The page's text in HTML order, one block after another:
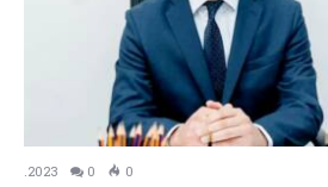
01.11.2023 0